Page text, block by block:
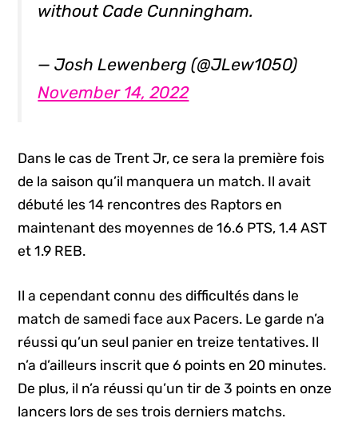
without Cade Cunningham.
— Josh Lewenberg (@JLew1050)
November 14, 2022
Dans le cas de Trent Jr, ce sera la première fois
de la saison qu’il manquera un match. Il avait
débuté les 14 rencontres des Raptors en
maintenant des moyennes de 16.6 PTS, 1.4 AST
et 1.9 REB.
Il a cependant connu des difficultés dans le
match de samedi face aux Pacers. Le garde n’a
réussi qu’un seul panier en treize tentatives. Il
n’a d’ailleurs inscrit que 6 points en 20 minutes.
De plus, il n’a réussi qu’un tir de 3 points en onze
lancers lors de ses trois derniers matchs.